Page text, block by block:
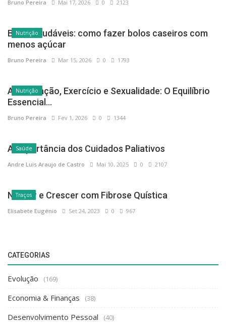
Bruno Pereira Mai 17, 2026 0 2123
Nutrição
Bolos saudáveis: como fazer bolos caseiros com
menos açúcar
Bruno Pereira Mar 15, 2026 0 1793
Nutrição
Alimentação, Exercício e Sexualidade: O Equilíbrio
Essencial...
Bruno Pereira Fev 1, 2026 0 1344
Saúde
A Importância dos Cuidados Paliativos
Andre Luis Araujo de Castro Mai 10, 2025 0 2107
Traços
Nascer e Crescer com Fibrose Quística
Elisabete Eugénio Set 24, 2023 0 967
CATEGORIAS
Evolução (169)
Economia & Finanças (38)
Desenvolvimento Pessoal (40)